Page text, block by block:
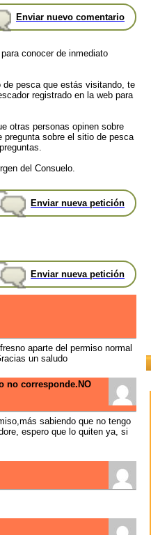
Enviar nuevo comentario
conocer de inmediato
de pesca que estás visitando, te
registrado en la web para
otras personas opinen sobre
sobre el sitio de pesca
del Consuelo.
Enviar nueva petición
Enviar nueva petición
aparte del permiso normal
un saludo
no corresponde.NO
sabiendo que no tengo
espero que lo quiten ya, si